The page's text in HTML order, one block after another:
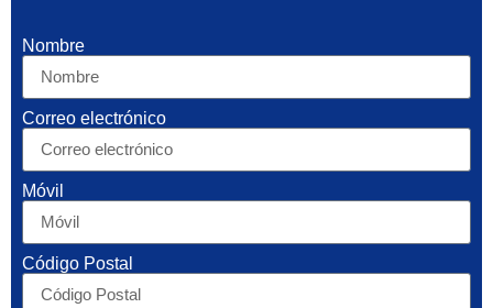
Nombre
Correo electrónico
Móvil
Código Postal